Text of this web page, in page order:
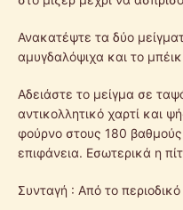
Ανακατέψτε τα δύο
αμυγδαλόψιχα και το
Αδειάστε το μείγμα σε
αντικολλητικό χαρτί και
φούρνο στους 180
επιφάνεια. Εσωτερικά η
Συνταγή : Από το περιοδικό